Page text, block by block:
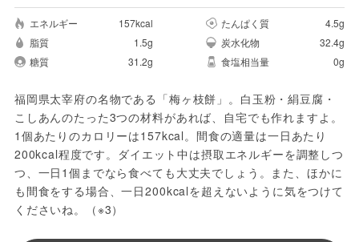
エネルギー 157kcal たんぱく質
4.5g
脂質
1.5g 炭水化物
32.4g
糖質
31.2g 食塩相当量 0g
福岡県太宰府の名物である「梅ヶ枝餅」。白玉粉・絹豆腐・
こしあんのたった3つの材料があれば、自宅でも作れますよ。
1個あたりのカロリーは157kcal。間食の適量は一日あたり
200kcal程度です。ダイエット中は摂取エネルギーを調整しつ
つ、一日1個までなら食べても大丈夫でしょう。また、ほかに
も間食をする場合、一日200kcalを超えないように気をつけて
くださいね。（※3）